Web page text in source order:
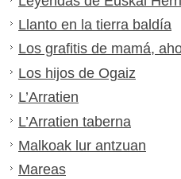
Llanto en la tierra baldía
Los grafitis de mamá,
Los hijos de Ogaiz
L’Arratien
L’Arratien taberna
Malkoak lur antzuan
Mareas